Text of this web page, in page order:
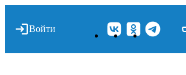
Войти